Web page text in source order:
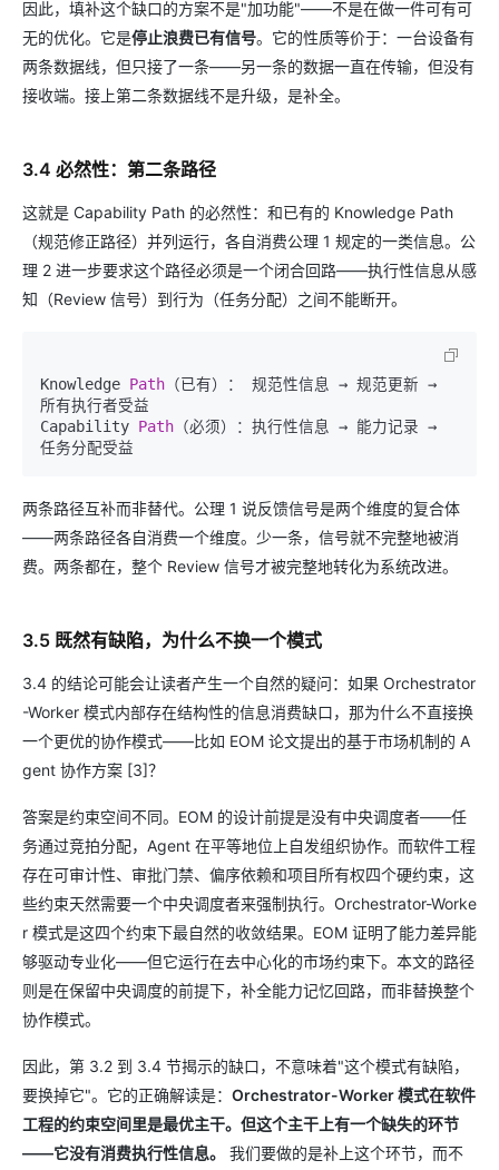
因此，填补这个缺口的方案不是"加功能"——不是在做一件可有可
无的优化。它是停止浪费已有信号。它的性质等价于：一台设备有
两条数据线，但只接了一条——另一条的数据一直在传输，但没有
接收端。接上第二条数据线不是升级，是补全。
3.4 必然性：第二条路径
这就是 Capability Path 的必然性：和已有的 Knowledge Path
（规范修正路径）并列运行，各自消费公理 1 规定的一类信息。公
理 2 进一步要求这个路径必须是一个闭合回路——执行性信息从感
知（Review 信号）到行为（任务分配）之间不能断开。
Knowledge Path （已有）： 规范性信息 → 规范更新 →
所有执行者受益
Capability Path （必须）：执行性信息 → 能力记录 →
两条路径互补而非替代。公理 1 说反馈信号是两个维度的复合体
——两条路径各自消费一个维度。少一条，信号就不完整地被消
费。两条都在，整个 Review 信号才被完整地转化为系统改进。
3.5 既然有缺陷，为什么不换一个模式
3.4 的结论可能会让读者产生一个自然的疑问：如果 Orchestrator
-Worker 模式内部存在结构性的信息消费缺口，那为什么不直接换
一个更优的协作模式——比如 EOM 论文提出的基于市场机制的 A
gent 协作方案 [3]？
答案是约束空间不同。EOM 的设计前提是没有中央调度者——任
务通过竞拍分配，Agent 在平等地位上自发组织协作。而软件工程
存在可审计性、审批门禁、偏序依赖和项目所有权四个硬约束，这
些约束天然需要一个中央调度者来强制执行。Orchestrator-Worke
r 模式是这四个约束下最自然的收敛结果。EOM 证明了能力差异能
够驱动专业化——但它运行在去中心化的市场约束下。本文的路径
则是在保留中央调度的前提下，补全能力记忆回路，而非替换整个
协作模式。
因此，第 3.2 到 3.4 节揭示的缺口，不意味着"这个模式有缺陷，
要换掉它"。它的正确解读是： Orchestrator-Worker 模式在软件
工程的约束空间里是最优主干。但这个主干上有一个缺失的环节
——它没有消费执行性信息。
我们要做的是补上这个环节，而不